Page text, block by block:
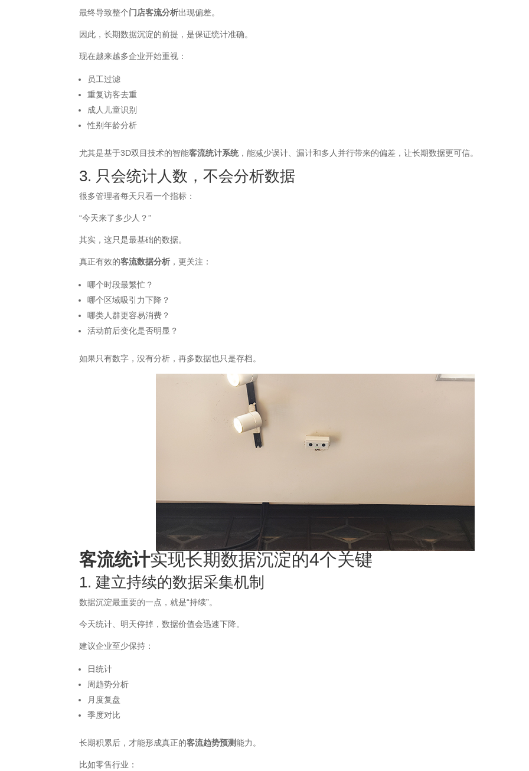
最终导致整个门店客流分析出现偏差。
因此，长期数据沉淀的前提，是保证统计准确。
现在越来越多企业开始重视：
员工过滤
重复访客去重
成人儿童识别
性别年龄分析
尤其是基于3D双目技术的智能客流统计系统，能减少误计、漏计和多人并行带来的偏差，让长期数据更可信。
3. 只会统计人数，不会分析数据
很多管理者每天只看一个指标：
“今天来了多少人？”
其实，这只是最基础的数据。
真正有效的客流数据分析 ，更关注：
哪个时段最繁忙？
哪个区域吸引力下降？
哪类人群更容易消费？
活动前后变化是否明显？
如果只有数字，没有分析，再多数据也只是存档。
客流统计实现长期数据沉淀的4个关键
1. 建立持续的数据采集机制
数据沉淀最重要的一点，就是“持续”。
今天统计、明天停掉，数据价值会迅速下降。
建议企业至少保持：
日统计
周趋势分析
月度复盘
季度对比
长期积累后，才能形成真正的客流趋势预测能力。
比如零售行业：